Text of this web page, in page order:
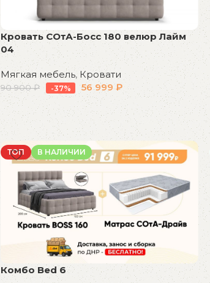
Кровать СОтА-Босс 180 велюр Лайм
04
Мягкая мебель, Кровати
90 900₽ -37% 56 999₽
В корзину
ТОП В НАЛИЧИИ
Комбо Bed 6